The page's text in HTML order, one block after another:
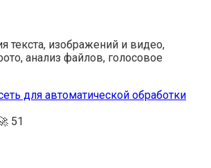
текста, изображений и видео,
анализ файлов, голосовое
51